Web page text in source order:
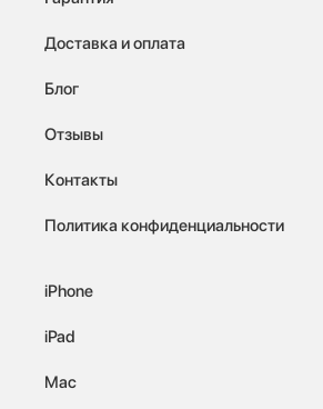
Доставка и оплата
Блог
Отзывы
Контакты
Политика конфиденциальности
iPhone
iPad
Mac